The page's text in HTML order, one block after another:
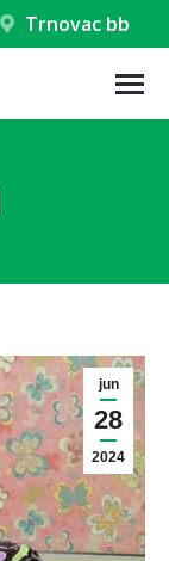
Trnovac bb
jun
28
2024